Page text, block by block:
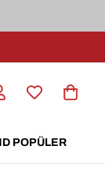
POPÜLER